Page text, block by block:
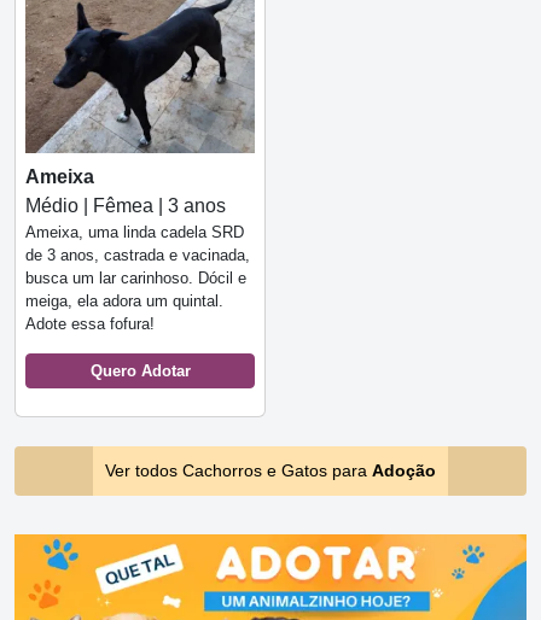
Ameixa
Médio | Fêmea | 3 anos
Ameixa, uma linda cadela SRD
de 3 anos, castrada e vacinada,
busca um lar carinhoso. Dócil e
meiga, ela adora um quintal.
Adote essa fofura!
Quero Adotar
Ver todos Cachorros e Gatos para Adoção